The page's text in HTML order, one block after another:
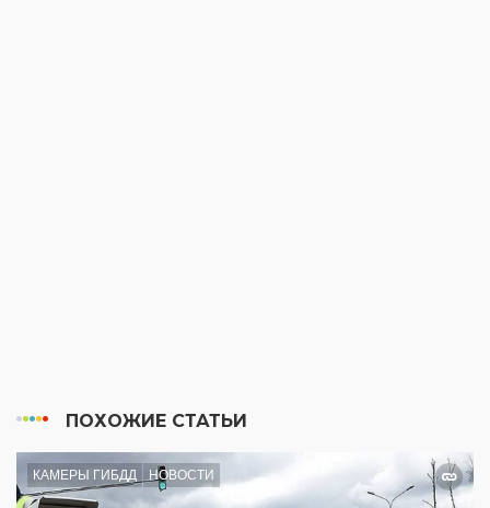
ПОХОЖИЕ СТАТЬИ
КАМЕРЫ ГИБДД НОВОСТИ